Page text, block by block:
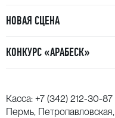
НОВАЯ СЦЕНА
КОНКУРС «АРАБЕСК»
Касса: +7 (342) 212-30-87
Пермь,